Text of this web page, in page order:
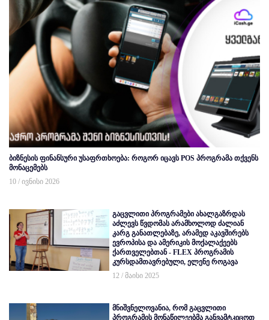
ბიზნესის ფინანსური უსაფრთხოება: როგორ იცავს POS პროგრამა თქვენს
მონაცემებს
10 / ივნისი 2026
გაცვლითი პროგრამები ახალგაზრდას
აძლევს წვდომას არამხოლოდ ძალიან
კარგ განათლებაზე, არამედ აკავშირებს
ევროპისა და ამერიკის მოქალაქეებს
ქართველებთან - FLEX პროგრამის
კურსდამთავრებული, ელენე როგავა
12 / მაისი 2025
მნიშვნელოვანია, რომ გაცვლითი
პროგრამის მონაწილეებმა განვამტკიცოთ